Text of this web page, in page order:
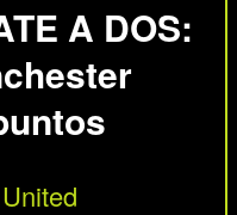
A DOS: